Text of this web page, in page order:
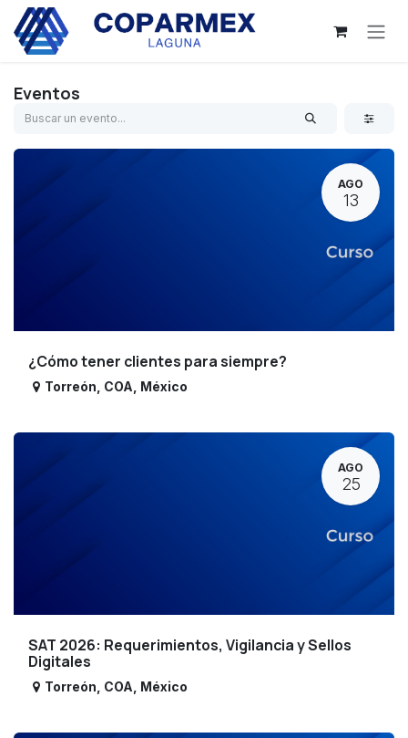
Ir al contenido
Eventos
AGO
13
¿Cómo tener clientes para siempre?
Torreón COA México
AGO
25
SAT 2026: Requerimientos, Vigilancia y Sellos
Digitales
Torreón COA México